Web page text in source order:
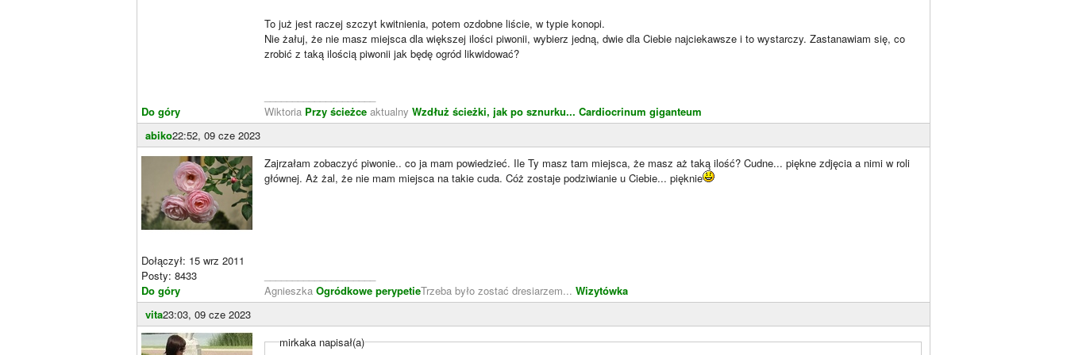
Do góry
To już jest raczej szczyt kwitnienia, potem ozdobne liście, w typie konopi.
Nie żałuj, że nie masz miejsca dla większej ilości piwonii, wybierz jedną, dwie dla Ciebie najciekawsze i to wystarczy. Zastanawiam się, co
zrobić z taką ilością piwonii jak będę ogród likwidować?
Wiktoria Przy ścieżce aktualny Wzdłuż ścieżki, jak po sznurku... Cardiocrinum giganteum
abiko22:52, 09 cze 2023
Dołączył: 15 wrz 2011
Posty: 8433
Do góry
Zajrzałam zobaczyć piwonie.. co ja mam powiedzieć. Ile Ty masz tam miejsca, że masz aż taką ilość? Cudne... piękne zdjęcia a nimi w roli
głównej. Aż żal, że nie mam miejsca na takie cuda. Cóż zostaje podziwianie u Ciebie... pięknie
Agnieszka Ogródkowe perypetieTrzeba było zostać dresiarzem... Wizytówka
vita23:03, 09 cze 2023
mirkaka napisał(a)